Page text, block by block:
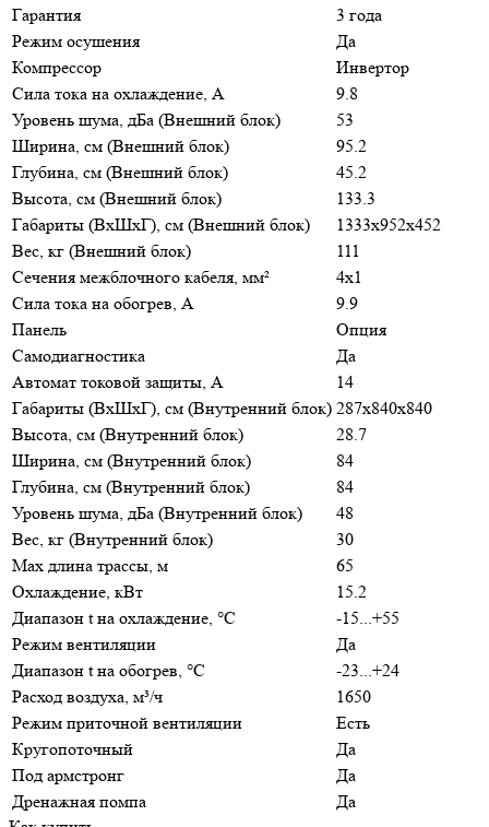
Гарантия
3 года
Режим осушения
Да
Компрессор
Инвертор
Сила тока на охлаждение, А
9.8
Уровень шума, дБа (Внешний блок)
53
Ширина, см (Внешний блок)
95.2
Глубина, см (Внешний блок)
45.2
Высота, см (Внешний блок)
133.3
Габариты (ВхШхГ), см (Внешний блок)
1333х952х452
Вес, кг (Внешний блок)
111
Сечения межблочного кабеля, мм²
4x1
Сила тока на обогрев, А
9.9
Панель
Опция
Самодиагностика
Да
Автомат токовой защиты, A
14
Габариты (ВхШхГ), см (Внутренний блок) 287х840х840
Высота, см (Внутренний блок)
28.7
Ширина, см (Внутренний блок)
84
Глубина, см (Внутренний блок)
84
Уровень шума, дБа (Внутренний блок)
48
Вес, кг (Внутренний блок)
30
Max длина трассы, м
65
Охлаждение, кВт
15.2
Диапазон t на охлаждение, °С
-15...+55
Режим вентиляции
Да
Диапазон t на обогрев, °С
-23...+24
Расход воздуха, м³/ч
1650
Режим приточной вентиляции
Есть
Кругопоточный
Да
Под армстронг
Да
Дренажная помпа
Да